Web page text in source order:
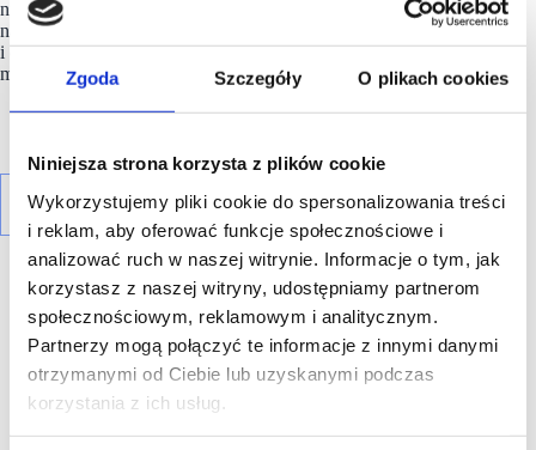
Zgoda Szczegóły O plikach cookies
Niniejsza strona korzysta z plików cookie
Wykorzystujemy pliki cookie do spersonalizowania treści
i reklam, aby oferować funkcje społecznościowe i
analizować ruch w naszej witrynie. Informacje o tym, jak
korzystasz z naszej witryny, udostępniamy partnerom
społecznościowym, reklamowym i analitycznym.
Partnerzy mogą połączyć te informacje z innymi danymi
otrzymanymi od Ciebie lub uzyskanymi podczas
korzystania z ich usług.
nieruchomości, w tym trzy nieruchomości mieszkaniowe
na wynajem, o łącznej wartości rynkowej około 1,9 mld euro
i całkowitej powierzchni najmu brutto (GLA) około 360 000
mkw.
R E K L A M A